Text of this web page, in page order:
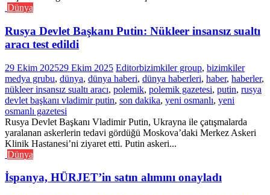
Dünya
Rusya Devlet Başkanı Putin: Nükleer insansız sualtı
aracı test edildi
29 Ekim 202529 Ekim 2025 Editorbizimkiler group, bizimkiler
medya grubu, dünya, dünya haberi, dünya haberleri, haber, haberler,
nükleer insansız sualtı aracı, polemik, polemik gazetesi, putin, rusya
devlet başkanı vladimir putin, son dakika, yeni osmanlı, yeni
osmanlı gazetesi
Rusya Devlet Başkanı Vladimir Putin, Ukrayna ile çatışmalarda
yaralanan askerlerin tedavi gördüğü Moskova’daki Merkez Askeri
Klinik Hastanesi’ni ziyaret etti. Putin askeri...
Dünya
İspanya, HÜRJET’in satın alımını onayladı